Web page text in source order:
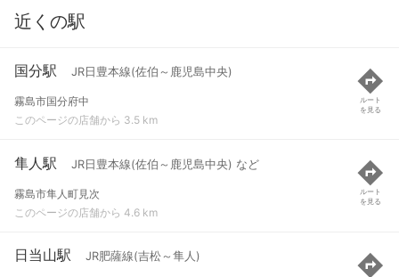
近くの駅
国分駅 JR日豊本線(佐伯～鹿児島中央)
霧島市国分府中
このページの店舗から 3.5 km
ルート
を見る
隼人駅 JR日豊本線(佐伯～鹿児島中央) など
霧島市隼人町見次
このページの店舗から 4.6 km
ルート
を見る
日当山駅 JR肥薩線(吉松～隼人)